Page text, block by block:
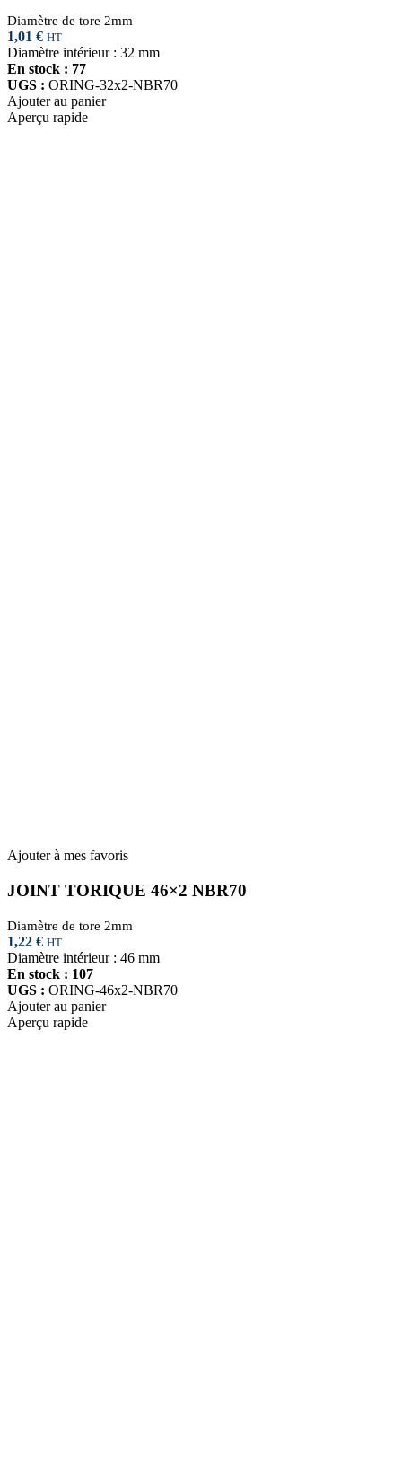
Diamètre de tore 2mm
1,01 € HT
Diamètre intérieur : 32 mm
En stock : 77
UGS : ORING-32x2-NBR70
Ajouter au panier
Aperçu rapide
Ajouter à mes favoris
JOINT TORIQUE 46×2 NBR70
Diamètre de tore 2mm
1,22 € HT
Diamètre intérieur : 46 mm
En stock : 107
UGS : ORING-46x2-NBR70
Ajouter au panier
Aperçu rapide